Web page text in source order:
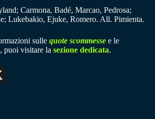
Carmona, Badé, Marcao, Pedrosa;
Lukebakio, Ejuke, Romero. All. Pimienta.
sulle quote scommesse e le
puoi visitare la sezione dedicata.